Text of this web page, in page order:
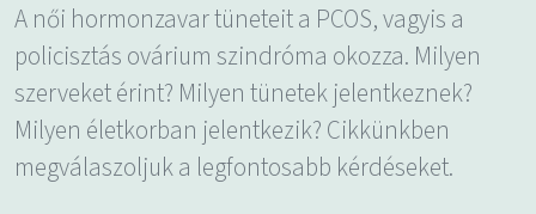
A női hormonzavar tüneteit a PCOS, vagyis a
policisztás ovárium szindróma okozza. Milyen
szerveket érint? Milyen tünetek jelentkeznek?
Milyen életkorban jelentkezik? Cikkünkben
megválaszoljuk a legfontosabb kérdéseket.